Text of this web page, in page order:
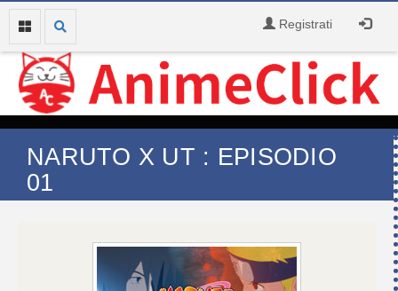
Registrati
NARUTO X UT : EPISODIO
01